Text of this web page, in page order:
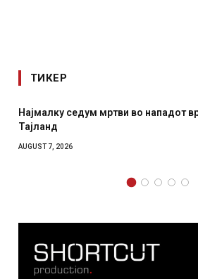
ТИКЕР
Најмалку седум мртви во нападот
Тајланд
AUGUST 7, 2026